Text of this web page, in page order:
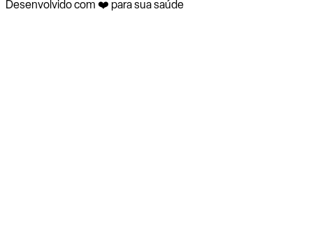
Desenvolvido com ❤️ para sua saúde